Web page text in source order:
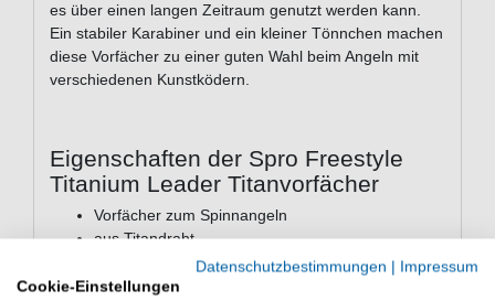
es über einen langen Zeitraum genutzt werden kann.
Ein stabiler Karabiner und ein kleiner Tönnchen machen
diese Vorfächer zu einer guten Wahl beim Angeln mit
verschiedenen Kunstködern.
Eigenschaften der Spro Freestyle
Titanium Leader Titanvorfächer
Vorfächer zum Spinnangeln
aus Titandraht
sehr steifes Material
mit Snaps
Datenschutzbestimmungen | Impressum
Cookie-Einstellungen